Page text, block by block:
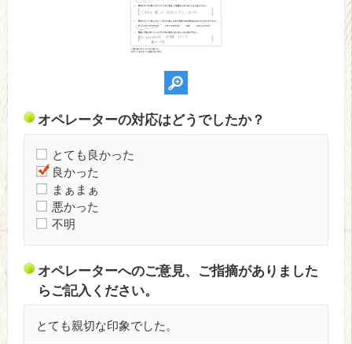
オペレーターの対応はどうでしたか？
とても良かった
良かった
まぁまぁ
悪かった
不明
オペレーターへのご意見、ご指摘がありました
らご記入ください。
とても親切な印象でした。